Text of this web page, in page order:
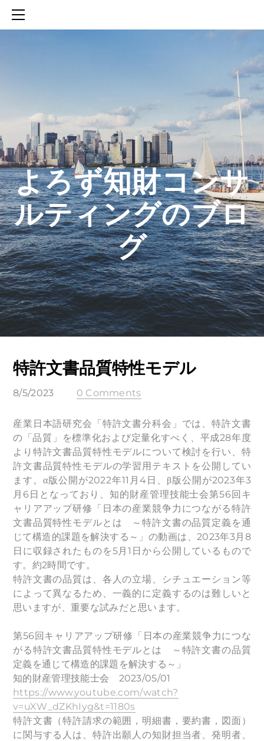
​よろず知財コンサ
ルティングのブロ
グ
特許文書品質特性モデル
8/5/2023 0 Comments
産業日本語研究会「特許文書分科会」では、特許文書
の「品質」を標準化および定量化すべく、平成28年度
より特許文書品質特性モデルについて検討を行い、特
許文書品質特性モデルの学習用テキストを公開してい
ます。α版公開が2022年11月4日、β版公開が2023年3
月6日となっており、知的財産管理技能士会第56回キ
ャリアアップ研修「日本の産業競争力につながる特許
文書品質特性モデルとは ～特許文書の品質定義を通
じて構造的課題を解決する～」の動画は、2023年3月8
日に収録されたものを5月1日から公開しているもので
す。約2時間です。
特許文書の品質は、各人の立場、シチュエーション等
によって異なるため、一義的に定義するのは難しいと
思いますが、重要な試みだと思います。
第56回キャリアアップ研修「日本の産業競争力につな
がる特許文書品質特性モデルとは ～特許文書の品質
定義を通じて構造的課題を解決する～」
知的財産管理技能士会 2023/05/01
https://www.youtube.com/watch?
v=uXW_dZKhIyg&t=1180s
特許文書（特許請求の範囲，明細書，要約書，図面）
に関与する人は、特許出願人の知財担当者、発明者、
SERVICES
知財活動のROICへの貢献
生成AIを活用した知財戦略の策定方法
生成AIとの「壁打ち」で、新たな発明を創出する方法